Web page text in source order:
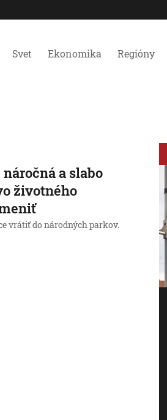
Svet Ekonomika Regióny
a slabo
životného
vrátiť do národných parkov.